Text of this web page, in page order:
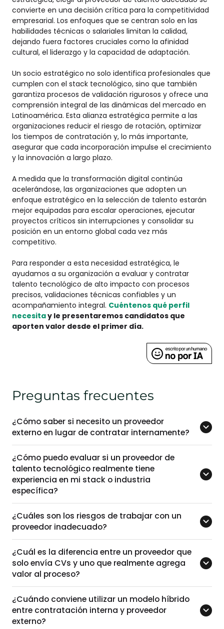
convierte en una decisión crítica para la competitividad
empresarial. Los enfoques que se centran solo en las
habilidades técnicas o salariales limitan la calidad,
dejando fuera factores cruciales como la afinidad
cultural, el liderazgo y la capacidad de adaptación.
Un socio estratégico no solo identifica profesionales que
cumplen con el stack tecnológico, sino que también
garantiza procesos de validación rigurosos y ofrece una
comprensión integral de las dinámicas del mercado en
Latinoamérica. Esta alianza estratégica permite a las
organizaciones reducir el riesgo de rotación, optimizar
los tiempos de contratación y, lo más importante,
asegurar que cada incorporación impulse el crecimiento
y la innovación a largo plazo.
A medida que la transformación digital continúa
acelerándose, las organizaciones que adopten un
enfoque estratégico en la selección de talento estarán
mejor equipadas para escalar operaciones, ejecutar
proyectos críticos sin interrupciones y consolidar su
posición en un entorno global cada vez más
competitivo.
Para responder a esta necesidad estratégica, le
ayudamos a su organización a evaluar y contratar
talento tecnológico de alto impacto con procesos
precisos, validaciones técnicas confiables y un
acompañamiento integral. Cuéntenos qué perfil
necesitay le presentaremos candidatos que
aporten valor desde el primer día.
Preguntas frecuentes
¿Cómo saber si necesito un proveedor
externo en lugar de contratar internamente?
¿Cómo puedo evaluar si un proveedor de
talento tecnológico realmente tiene
experiencia en mi stack o industria
específica?
¿Cuáles son los riesgos de trabajar con un
proveedor inadecuado?
¿Cuál es la diferencia entre un proveedor que
solo envía CVs y uno que realmente agrega
valor al proceso?
¿Cuándo conviene utilizar un modelo híbrido
entre contratación interna y proveedor
externo?